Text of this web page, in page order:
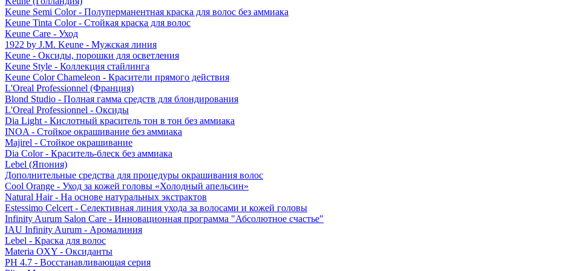
Keune Semi Color - Полуперманентная краска для волос без аммиака
Keune Tinta Color - Стойкая краска для волос
Keune Care - Уход
1922 by J.M. Keune - Мужская линия
Keune - Оксиды, порошки для осветления
Keune Style - Коллекция стайлинга
Keune Color Chameleon - Красители прямого действия
L'Oreal Professionnel (Франция)
Blond Studio - Полная гамма средств для блондирования
L'Oreal Professionnel - Оксиды
Dia Light - Кислотный краситель тон в тон без аммиака
INOA - Стойкое окрашивание без аммиака
Majirel - Стойкое окрашивание
Dia Color - Краситель-блеск без аммиака
Lebel (Япония)
Дополнительные средства для процедуры окрашивания волос
Cool Orange - Уход за кожей головы «Холодный апельсин»
Natural Hair - На основе натуральных экстрактов
Estessimo Celcert - Селективная линия ухода за волосами и кожей головы
Infinity Aurum Salon Care - Инновационная программа "Абсолютное счастье"
IAU Infinity Aurum - Аромалиния
Lebel - Краска для волос
Materia OXY - Оксиданты
PH 4.7 - Восстанавливающая серия